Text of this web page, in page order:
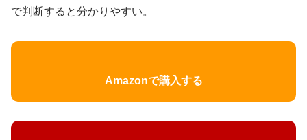
で判断すると分かりやすい。
Amazonで購入する